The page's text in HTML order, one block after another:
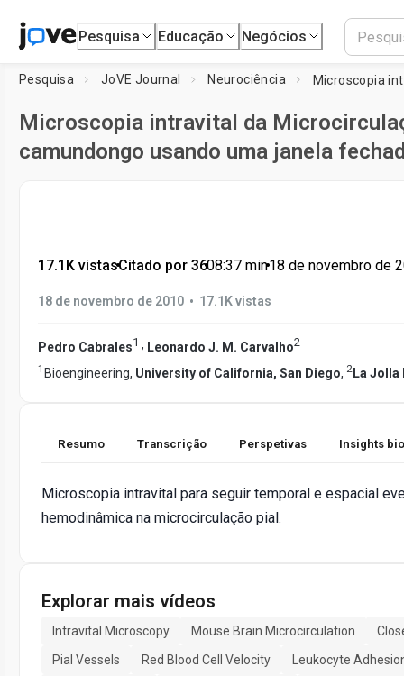
Pesquisa Educação Negócios
Pesquisa JoVE Journal Neurociência
Microscopia intravital da
camundongo usando uma janela
17.1K vistas•Citado por 36•08:37 min•18 de novembro de
18 de novembro de 2010 • 17.1K vistas
Pedro Cabrales1 , Leonardo J. M. Carvalho2
1 Bioengineering, University of California, San Diego, 2 La
Resumo Transcrição Perspetivas Insights
Microscopia intravital para seguir temporal e espacial
hemodinâmica na microcirculação pial.
Explorar mais vídeos
Intravital Microscopy Mouse Brain Microcirculation
Pial Vessels
Red Blood Cell Velocity
Leukocyte